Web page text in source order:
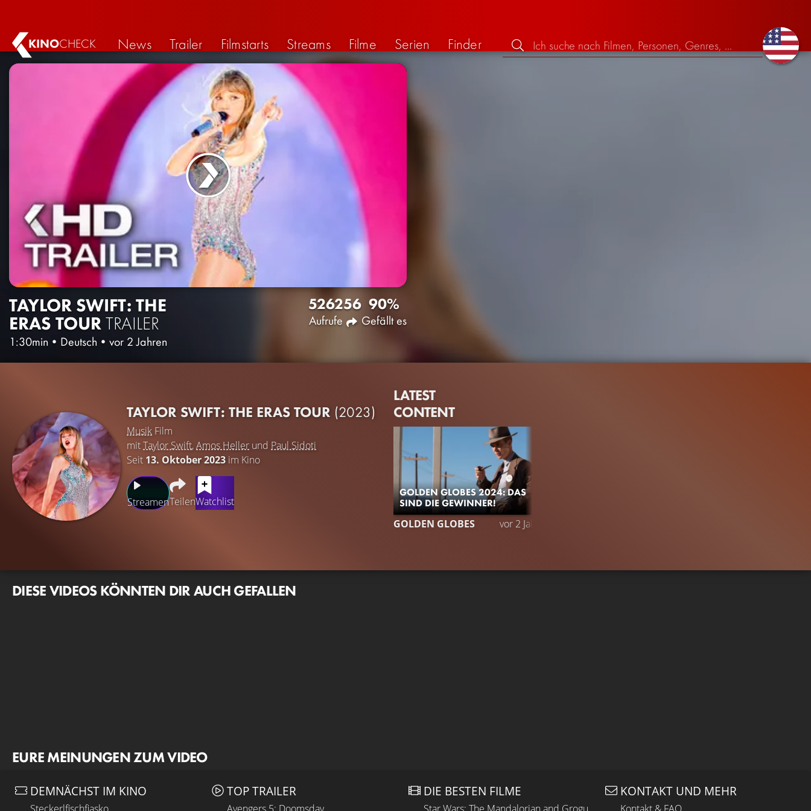
KINOCHECK News Trailer Filmstarts Streams Filme Serien Finder
TAYLOR SWIFT: THE
ERAS TOURTRAILER
1:30min • Deutsch • vor 2 Jahren
5262
Aufrufe
56 90%
Gefällt es
TAYLOR SWIFT: THE ERAS TOUR (2023)
Musik Film
mitTaylor Swift,Amos Heller und Paul Sidoti
Seit 13. Oktober 2023 im Kino
StreamenTeilenWatchlist
LATEST
CONTENT
GOLDEN GLOBES 2024: DAS
SIND DIE GEWINNER!
GOLDEN GLOBES vor 2 Jahren
DIESE VIDEOS KÖNNTEN DIR AUCH GEFALLEN
EURE MEINUNGEN ZUM VIDEO
DEMNÄCHST IM KINO TOP TRAILER DIE BESTEN FILME KONTAKT UND MEHR